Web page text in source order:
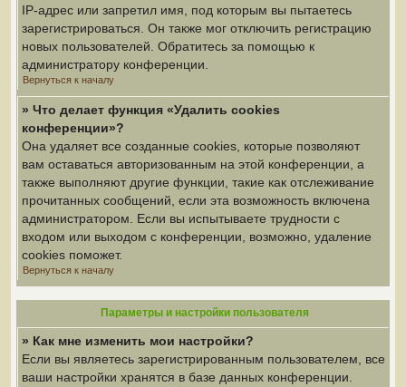
IP-адрес или запретил имя, под которым вы пытаетесь
зарегистрироваться. Он также мог отключить регистрацию
новых пользователей. Обратитесь за помощью к
администратору конференции.
Вернуться к началу
» Что делает функция «Удалить cookies
конференции»?
Она удаляет все созданные cookies, которые позволяют
вам оставаться авторизованным на этой конференции, а
также выполняют другие функции, такие как отслеживание
прочитанных сообщений, если эта возможность включена
администратором. Если вы испытываете трудности с
входом или выходом с конференции, возможно, удаление
cookies поможет.
Вернуться к началу
Параметры и настройки пользователя
» Как мне изменить мои настройки?
Если вы являетесь зарегистрированным пользователем, все
ваши настройки хранятся в базе данных конференции.